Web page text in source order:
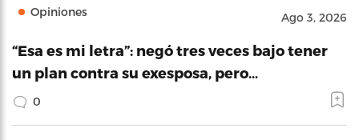
Opiniones Ago 3, 2026
“Esa es mi letra”: negó tres veces bajo tener
un plan contra su exesposa, pero…
0